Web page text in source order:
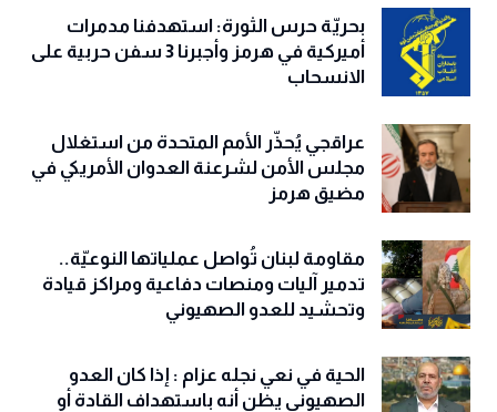
بحريّة حرس الثورة: استهدفنا مدمرات
أميركية في هرمز وأجبرنا 3 سفن حربية على
الانسحاب
عراقجي يُحذّر الأمم المتحدة من استغلال
مجلس الأمن لشرعنة العدوان الأمريكي في
مضيق هرمز
مقاومة لبنان تُواصل عملياتها النوعيّة..
تدمير آليات ومنصات دفاعية ومراكز قيادة
وتحشيد للعدو الصهيوني
الحية في نعي نجله عزام : إذا كان العدو
الصهيوني يظن أنه باستهداف القادة أو